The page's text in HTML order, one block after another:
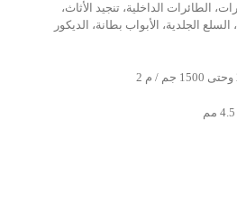
الطائرات الداخلية، تنجيد الأثاث،